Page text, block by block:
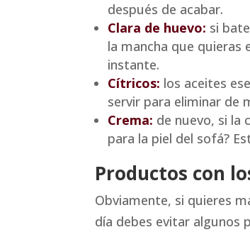
después de acabar.
Clara de huevo: si
la mancha que quieras
instante.
Cítricos: los aceites
servir para eliminar de
Crema: de nuevo, si la
para la piel del sofá?
Productos con
Obviamente, si quieres
día debes evitar algunos